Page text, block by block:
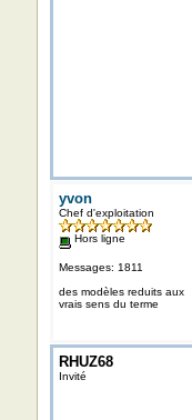
yvon
Chef d'exploitation
Hors ligne
Messages: 1811
des modèles reduits aux
vrais sens du terme
RHUZ68
Invité